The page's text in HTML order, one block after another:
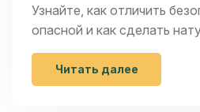
Узнайте, как отличить
опасной и как сделать
минут.
Читать далее